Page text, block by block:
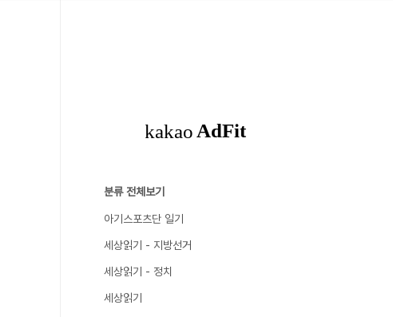
분류 전체보기
아기스포츠단 일기
세상읽기 - 지방선거
세상읽기 - 정치
세상읽기